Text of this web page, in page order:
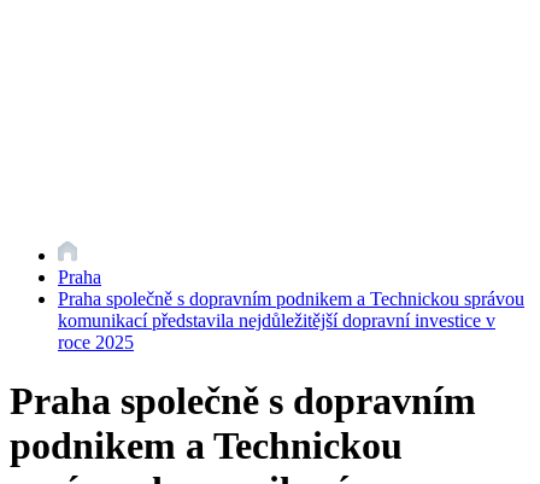
Praha
Praha společně s dopravním podnikem a Technickou správou
komunikací představila nejdůležitější dopravní investice v
roce 2025
Praha společně s dopravním
podnikem a Technickou